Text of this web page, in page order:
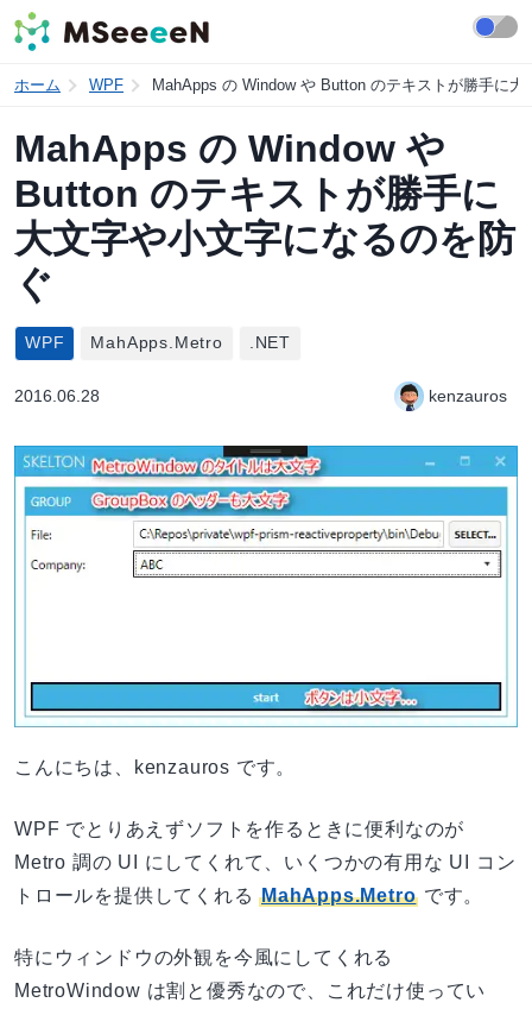
ホーム WPF MahApps の Window や Button のテキストが勝手に
MahApps の Window や
Button のテキストが勝手に
大文字や小文字になるのを防
ぐ
WPF MahApps.Metro .NET
2016.06.28 kenzauros
こんにちは、kenzauros です。
WPF でとりあえずソフトを作るときに便利なのが
Metro 調の UI にしてくれて、いくつかの有用な UI コン
トロールを提供してくれるMahApps.Metro です。
特にウィンドウの外観を今風にしてくれる
MetroWindow は割と優秀なので、これだけ使ってい